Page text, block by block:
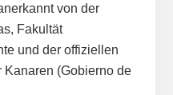
von der
Fakultät
und der offiziellen
(Gobierno de